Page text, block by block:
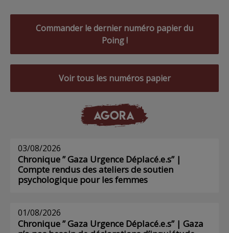
Commander le dernier numéro papier du
Poing !
Voir tous les numéros papier
AGORA
03/08/2026
Chronique ” Gaza Urgence Déplacé.e.s” |
Compte rendus des ateliers de soutien
psychologique pour les femmes
01/08/2026
Chronique ” Gaza Urgence Déplacé.e.s” | Gaza